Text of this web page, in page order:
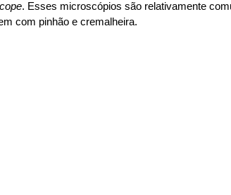
. Esses microscópios são relativamente
com pinhão e cremalheira.